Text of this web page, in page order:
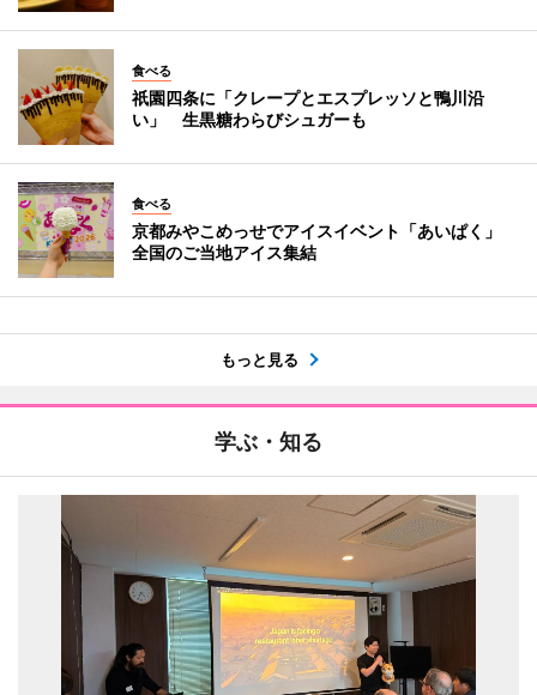
食べる
祇園四条に「クレープとエスプレッソと鴨川沿
い」 生黒糖わらびシュガーも
食べる
京都みやこめっせでアイスイベント「あいぱく」
全国のご当地アイス集結
もっと見る
学ぶ・知る